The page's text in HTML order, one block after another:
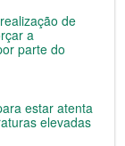
de
a
parte do
estar atenta
elevadas